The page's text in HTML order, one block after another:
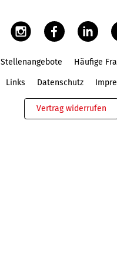
Stellenangebote Häufige
Links Datenschutz
Vertrag widerrufen